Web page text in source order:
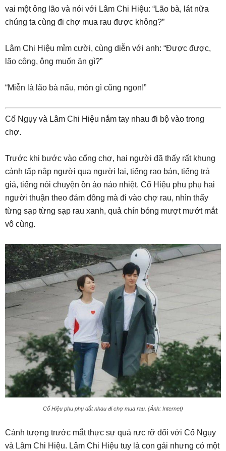
vai một ông lão và nói với Lâm Chi Hiệu: “Lão bà, lát nữa
chúng ta cùng đi chợ mua rau được không?”
Lâm Chi Hiệu mỉm cười, cùng diễn với anh: “Được được,
lão công, ông muốn ăn gì?”
“Miễn là lão bà nấu, món gì cũng ngon!”
Cố Ngụy và Lâm Chi Hiệu nắm tay nhau đi bộ vào trong
chợ.
Trước khi bước vào cổng chợ, hai người đã thấy rất khung
cảnh tấp nập người qua người lại, tiếng rao bán, tiếng trả
giá, tiếng nói chuyện ồn ào náo nhiệt. Cố Hiệu phu phụ hai
người thuận theo đám đông mà đi vào chợ rau, nhìn thấy
từng sạp từng sạp rau xanh, quả chín bóng mượt mướt mắt
vô cùng.
Cố Hiệu phu phụ dắt nhau đi chợ mua rau. (Ảnh: Internet)
Cảnh tượng trước mắt thực sự quá rực rỡ đối với Cố Ngụy
và Lâm Chi Hiệu. Lâm Chi Hiệu tuy là con gái nhưng có một